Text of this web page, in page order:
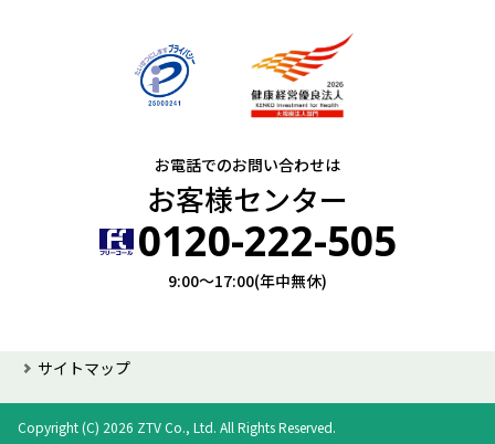
お電話でのお問い合わせは
お客様センター
0120-222-505
9:00～17:00(年中無休)
サイトマップ
Copyright (C) 2026 ZTV Co., Ltd. All Rights Reserved.